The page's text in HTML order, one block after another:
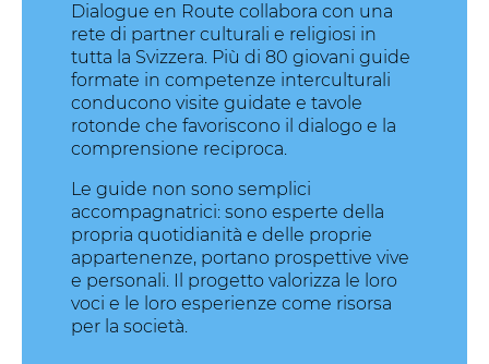
Dialogue en Route collabora con una
rete di partner culturali e religiosi in
tutta la Svizzera. Più di 80 giovani guide
formate in competenze interculturali
conducono visite guidate e tavole
rotonde che favoriscono il dialogo e la
comprensione reciproca.
Le guide non sono semplici
accompagnatrici: sono esperte della
propria quotidianità e delle proprie
appartenenze, portano prospettive vive
e personali. Il progetto valorizza le loro
voci e le loro esperienze come risorsa
per la società.